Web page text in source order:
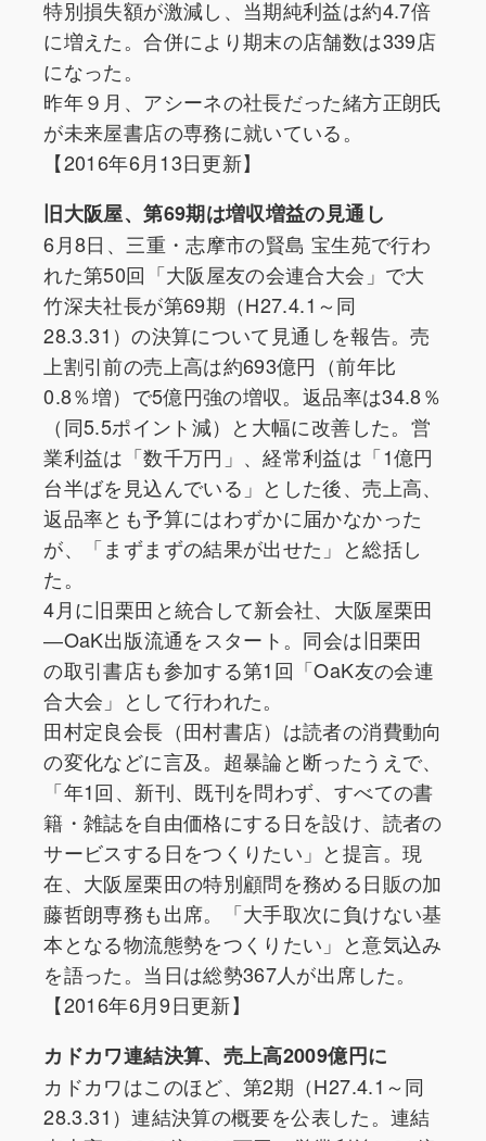
特別損失額が激減し、当期純利益は約4.7倍
に増えた。合併により期末の店舗数は339店
になった。
昨年９月、アシーネの社長だった緒方正朗氏
が未来屋書店の専務に就いている。
【2016年6月13日更新】
旧大阪屋、第69期は増収増益の見通し
6月8日、三重・志摩市の賢島 宝生苑で行わ
れた第50回「大阪屋友の会連合大会」で大
竹深夫社長が第69期（H27.4.1～同
28.3.31）の決算について見通しを報告。売
上割引前の売上高は約693億円（前年比
0.8％増）で5億円強の増収。返品率は34.8％
（同5.5ポイント減）と大幅に改善した。営
業利益は「数千万円」、経常利益は「1億円
台半ばを見込んでいる」とした後、売上高、
返品率とも予算にはわずかに届かなかった
が、「まずまずの結果が出せた」と総括し
た。
4月に旧栗田と統合して新会社、大阪屋栗田
―OaK出版流通をスタート。同会は旧栗田
の取引書店も参加する第1回「OaK友の会連
合大会」として行われた。
田村定良会長（田村書店）は読者の消費動向
の変化などに言及。超暴論と断ったうえで、
「年1回、新刊、既刊を問わず、すべての書
籍・雑誌を自由価格にする日を設け、読者の
サービスする日をつくりたい」と提言。現
在、大阪屋栗田の特別顧問を務める日販の加
藤哲朗専務も出席。「大手取次に負けない基
本となる物流態勢をつくりたい」と意気込み
を語った。当日は総勢367人が出席した。
【2016年6月9日更新】
カドカワ連結決算、売上高2009億円に
カドカワはこのほど、第2期（H27.4.1～同
28.3.31）連結決算の概要を公表した。連結